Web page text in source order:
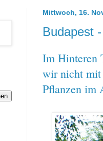
Mittwoch, 16.
Budapest
Im Hinteren
wir nicht mit
Pflanzen im